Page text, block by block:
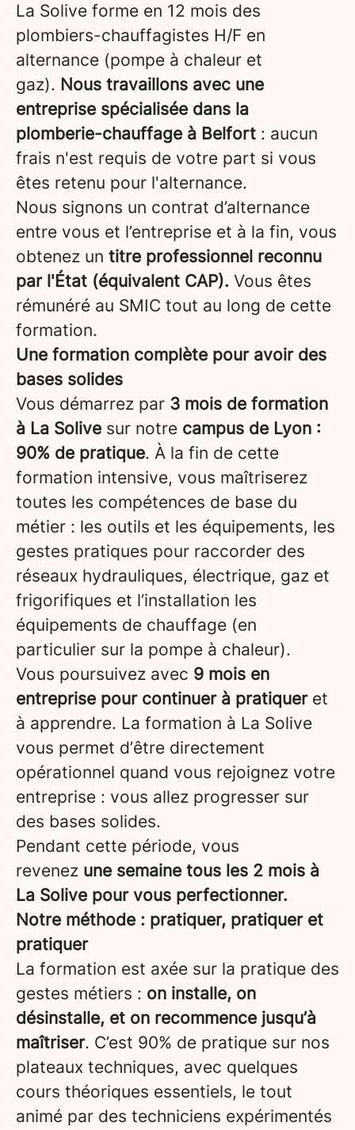
La Solive forme en 12 mois des
plombiers-chauffagistes H/F en
alternance (pompe à chaleur et
gaz). Nous travaillons avec une
entreprise spécialisée dans la
plomberie-chauffage à Belfort : aucun
frais n'est requis de votre part si vous
êtes retenu pour l'alternance.
Nous signons un contrat d’alternance
entre vous et l’entreprise et à la fin, vous
obtenez un titre professionnel reconnu
par l'État (équivalent CAP). Vous êtes
rémunéré au SMIC tout au long de cette
formation.
Une formation complète pour avoir des
bases solides
Vous démarrez par 3 mois de formation
à La Solive sur notre campus de Lyon :
90% de pratique. À la fin de cette
formation intensive, vous maîtriserez
toutes les compétences de base du
métier : les outils et les équipements, les
gestes pratiques pour raccorder des
réseaux hydrauliques, électrique, gaz et
frigorifiques et l’installation les
équipements de chauffage (en
particulier sur la pompe à chaleur).
Vous poursuivez avec 9 mois en
entreprise pour continuer à pratiqueret
à apprendre. La formation à La Solive
vous permet d’être directement
opérationnel quand vous rejoignez votre
entreprise : vous allez progresser sur
des bases solides.
Pendant cette période, vous
revenez une semaine tous les 2 mois à
La Solive pour vous perfectionner.
Notre méthode : pratiquer, pratiquer et
pratiquer
La formation est axée sur la pratique des
gestes métiers : on installe, on
désinstalle, et on recommence jusqu’à
maîtriser. C’est 90% de pratique sur nos
plateaux techniques, avec quelques
cours théoriques essentiels, le tout
animé par des techniciens expérimentés